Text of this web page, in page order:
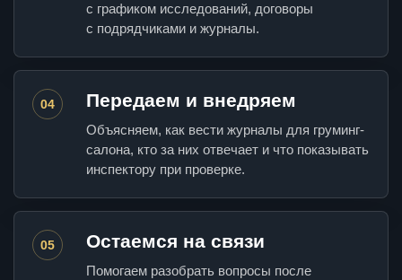
с графиком исследований, договоры
с подрядчиками и журналы.
04 Передаем и внедряем
Объясняем, как вести журналы для груминг-
салона, кто за них отвечает и что показывать
инспектору при проверке.
05 Остаемся на связи
Помогаем разобрать вопросы после